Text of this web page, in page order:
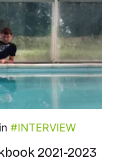
in INTERVIEW
2021-2023